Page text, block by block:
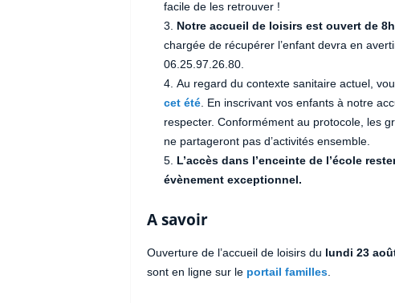
facile de les retrouver !
Notre accueil de loisirs est ouvert de
chargée de récupérer l’enfant devra en
06.25.97.26.80.
Au regard du contexte sanitaire actuel,
cet été. En inscrivant vos enfants à notre
respecter. Conformément au protocole, les
ne partageront pas d’activités ensemble.
L’accès dans l’enceinte de l’école
évènement exceptionnel.
A savoir
Ouverture de l’accueil de loisirs du lundi 23
sont en ligne sur le portail familles.